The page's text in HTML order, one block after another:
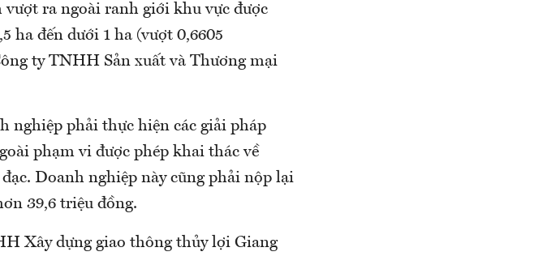
ra ngoài ranh giới khu vực được
ha đến dưới 1 ha (vượt 0,6605
ty TNHH Sản xuất và Thương mại
nghiệp phải thực hiện các giải pháp
phạm vi được phép khai thác về
Doanh nghiệp này cũng phải nộp lại
39,6 triệu đồng.
Xây dựng giao thông thủy lợi Giang